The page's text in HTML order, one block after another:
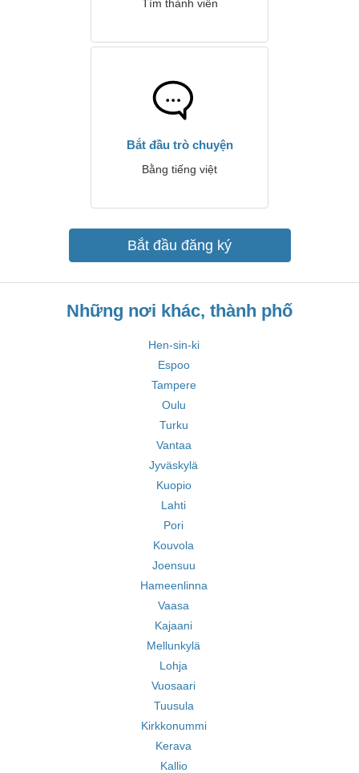
Tìm thành viên
Bắt đầu trò chuyện
Bằng tiếng việt
Bắt đầu đăng ký
Những nơi khác, thành phố
Hen-sin-ki
Espoo
Tampere
Oulu
Turku
Vantaa
Jyväskylä
Kuopio
Lahti
Pori
Kouvola
Joensuu
Hameenlinna
Vaasa
Kajaani
Mellunkylä
Lohja
Vuosaari
Tuusula
Kirkkonummi
Kerava
Kallio